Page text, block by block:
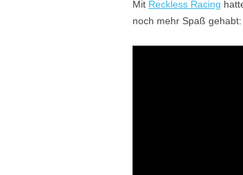
Mit Reckless Racing
noch mehr Spaß gehabt: